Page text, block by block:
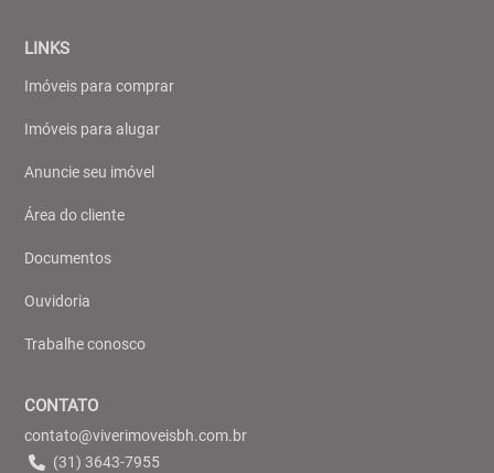
LINKS
Imóveis para comprar
Imóveis para alugar
Anuncie seu imóvel
Área do cliente
Documentos
Ouvidoria
Trabalhe conosco
CONTATO
contato@viverimoveisbh.com.br
(31) 3643-7955